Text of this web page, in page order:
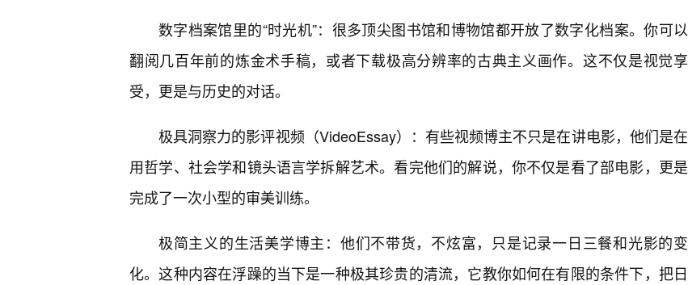
数字档案馆里的“时光机”：很多顶尖图书馆和博物馆都开放了数字化档案。你可以
翻阅几百年前的炼金术手稿，或者下载极高分辨率的古典主义画作。这不仅是视觉享
受，更是与历史的对话。
极具洞察力的影评视频（VideoEssay）：有些视频博主不只是在讲电影，他们是在
用哲学、社会学和镜头语言学拆解艺术。看完他们的解说，你不仅是看了部电影，更是
完成了一次小型的审美训练。
极简主义的生活美学博主：他们不带货，不炫富，只是记录一日三餐和光影的变
化。这种内容在浮躁的当下是一种极其珍贵的清流，它教你如何在有限的条件下，把日